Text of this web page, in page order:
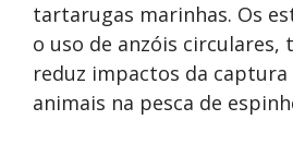
tartarugas marinhas. Os
o uso de anzóis circulares,
reduz impactos da captura
animais na pesca de